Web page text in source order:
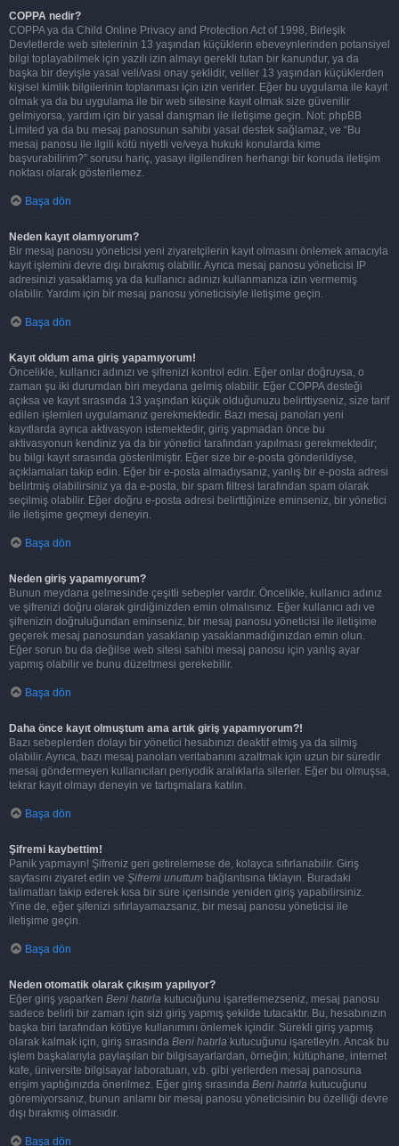
COPPA nedir?
COPPA ya da Child Online Privacy and Protection Act of 1998, Birleşik
Devletlerde web sitelerinin 13 yaşından küçüklerin ebeveynlerinden potansiyel
bilgi toplayabilmek için yazılı izin almayı gerekli tutan bir kanundur, ya da
başka bir deyişle yasal veli/vasi onay şeklidir, veliler 13 yaşından küçüklerden
kişisel kimlik bilgilerinin toplanması için izin verirler. Eğer bu uygulama ile kayıt
olmak ya da bu uygulama ile bir web sitesine kayıt olmak size güvenilir
gelmiyorsa, yardım için bir yasal danışman ile iletişime geçin. Not: phpBB
Limited ya da bu mesaj panosunun sahibi yasal destek sağlamaz, ve “Bu
mesaj panosu ile ilgili kötü niyetli ve/veya hukuki konularda kime
başvurabilirim?” sorusu hariç, yasayı ilgilendiren herhangi bir konuda iletişim
noktası olarak gösterilemez.
Başa dön
Neden kayıt olamıyorum?
Bir mesaj panosu yöneticisi yeni ziyaretçilerin kayıt olmasını önlemek amacıyla
kayıt işlemini devre dışı bırakmış olabilir. Ayrıca mesaj panosu yöneticisi IP
adresinizi yasaklamış ya da kullanıcı adınızı kullanmanıza izin vermemiş
olabilir. Yardım için bir mesaj panosu yöneticisiyle iletişime geçin.
Başa dön
Kayıt oldum ama giriş yapamıyorum!
Öncelikle, kullanıcı adınızı ve şifrenizi kontrol edin. Eğer onlar doğruysa, o
zaman şu iki durumdan biri meydana gelmiş olabilir. Eğer COPPA desteği
açıksa ve kayıt sırasında 13 yaşından küçük olduğunuzu belirttiyseniz, size tarif
edilen işlemleri uygulamanız gerekmektedir. Bazı mesaj panoları yeni
kayıtlarda ayrıca aktivasyon istemektedir, giriş yapmadan önce bu
aktivasyonun kendiniz ya da bir yönetici tarafından yapılması gerekmektedir;
bu bilgi kayıt sırasında gösterilmiştir. Eğer size bir e-posta gönderildiyse,
açıklamaları takip edin. Eğer bir e-posta almadıysanız, yanlış bir e-posta adresi
belirtmiş olabilirsiniz ya da e-posta, bir spam filtresi tarafından spam olarak
seçilmiş olabilir. Eğer doğru e-posta adresi belirttiğinize eminseniz, bir yönetici
ile iletişime geçmeyi deneyin.
Başa dön
Neden giriş yapamıyorum?
Bunun meydana gelmesinde çeşitli sebepler vardır. Öncelikle, kullanıcı adınız
ve şifrenizi doğru olarak girdiğinizden emin olmalısınız. Eğer kullanıcı adı ve
şifrenizin doğruluğundan eminseniz, bir mesaj panosu yöneticisi ile iletişime
geçerek mesaj panosundan yasaklanıp yasaklanmadığınızdan emin olun.
Eğer sorun bu da değilse web sitesi sahibi mesaj panosu için yanlış ayar
yapmış olabilir ve bunu düzeltmesi gerekebilir.
Başa dön
Daha önce kayıt olmuştum ama artık giriş yapamıyorum?!
Bazı sebeplerden dolayı bir yönetici hesabınızı deaktif etmiş ya da silmiş
olabilir. Ayrıca, bazı mesaj panoları veritabanını azaltmak için uzun bir süredir
mesaj göndermeyen kullanıcıları periyodik aralıklarla silerler. Eğer bu olmuşsa,
tekrar kayıt olmayı deneyin ve tartışmalara katılın.
Başa dön
Şifremi kaybettim!
Panik yapmayın! Şifreniz geri getirelemese de, kolayca sıfırlanabilir. Giriş
sayfasını ziyaret edin ve Şifremi unuttum bağlantısına tıklayın. Buradaki
talimatları takip ederek kısa bir süre içerisinde yeniden giriş yapabilirsiniz.
Yine de, eğer şifenizi sıfırlayamazsanız, bir mesaj panosu yöneticisi ile
iletişime geçin.
Başa dön
Neden otomatik olarak çıkışım yapılıyor?
Eğer giriş yaparken Beni hatırla kutucuğunu işaretlemezseniz, mesaj panosu
sadece belirli bir zaman için sizi giriş yapmış şekilde tutacaktır. Bu, hesabınızın
başka biri tarafından kötüye kullanımını önlemek içindir. Sürekli giriş yapmış
olarak kalmak için, giriş sırasında Beni hatırla kutucuğunu işaretleyin. Ancak bu
işlem başkalarıyla paylaşılan bir bilgisayarlardan, örneğin; kütüphane, internet
kafe, üniversite bilgisayar laboratuarı, v.b. gibi yerlerden mesaj panosuna
erişim yaptığınızda önerilmez. Eğer giriş sırasında Beni hatırla kutucuğunu
göremiyorsanız, bunun anlamı bir mesaj panosu yöneticisinin bu özelliği devre
dışı bırakmış olmasıdır.
Başa dön